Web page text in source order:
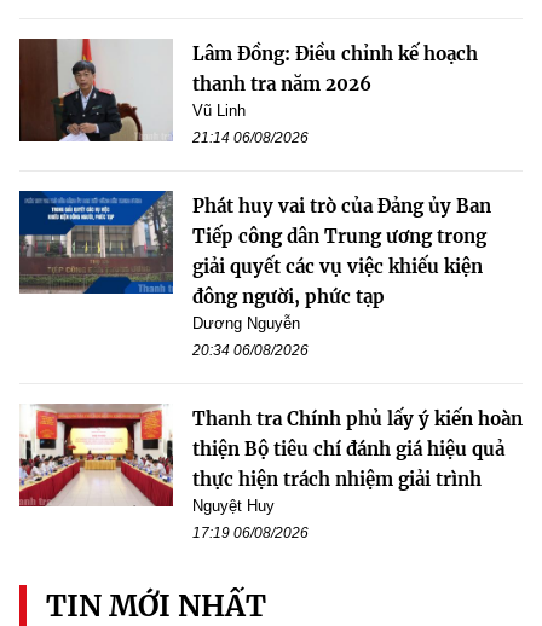
Lâm Đồng: Điều chỉnh kế hoạch
thanh tra năm 2026
Vũ Linh
21:14 06/08/2026
Phát huy vai trò của Đảng ủy Ban
Tiếp công dân Trung ương trong
giải quyết các vụ việc khiếu kiện
đông người, phức tạp
Dương Nguyễn
20:34 06/08/2026
Thanh tra Chính phủ lấy ý kiến hoàn
thiện Bộ tiêu chí đánh giá hiệu quả
thực hiện trách nhiệm giải trình
Nguyệt Huy
17:19 06/08/2026
TIN MỚI NHẤT